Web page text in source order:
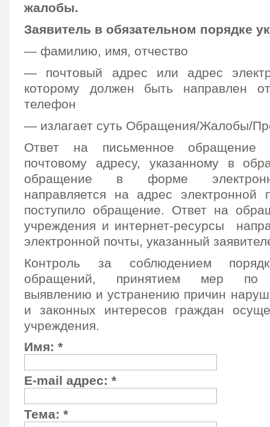
жалобы.
Заявитель в обязательном порядке
— фамилию, имя, отчество
— почтовый адрес или адрес
которому должен быть направлен
телефон
— излагает суть Обращения/Жалобы/
Ответ на письменное обращение
почтовому адресу, указанному в
обращение в форме
направляется на адрес электронной
поступило обращение. Ответ на
учреждения и интернет-ресурсы
электронной почты, указанный
Контроль за соблюдением
обращений, принятием мер по
выявлению и устранению причин
и законных интересов граждан
учреждения.
Имя: *
E-mail адрес: *
Тема: *